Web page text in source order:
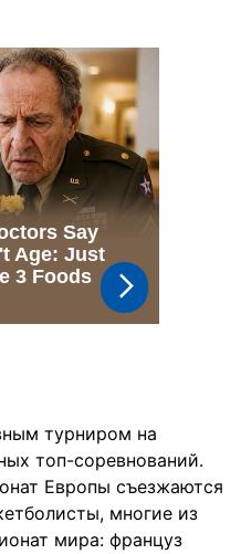
турниром на
топ-соревнований.
Европы съезжаются
многие из
мира: француз